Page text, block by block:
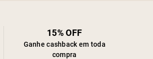
15% OFF
Ganhe cashback em toda
compra